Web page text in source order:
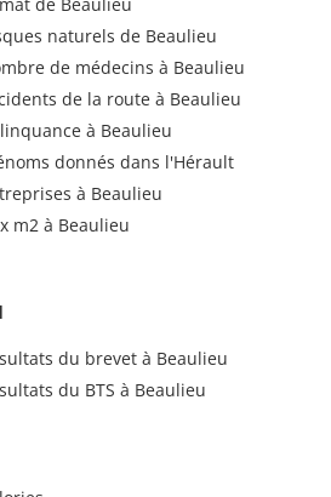
naturels de Beaulieu
de médecins à Beaulieu
de la route à Beaulieu
à Beaulieu
donnés dans l'Hérault
à Beaulieu
m2 à Beaulieu
du brevet à Beaulieu
du BTS à Beaulieu